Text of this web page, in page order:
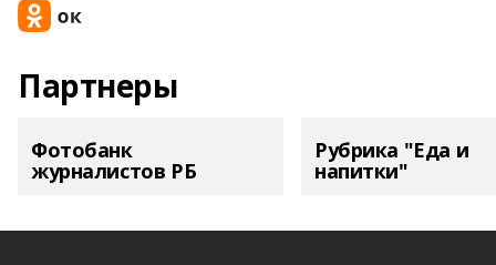
Партнеры
Фотобанк
журналистов РБ
Рубрика "Еда и
напитки"